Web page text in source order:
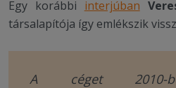
Egy korábbi interjúban
társalapítója így emlékszik
A céget 2010-